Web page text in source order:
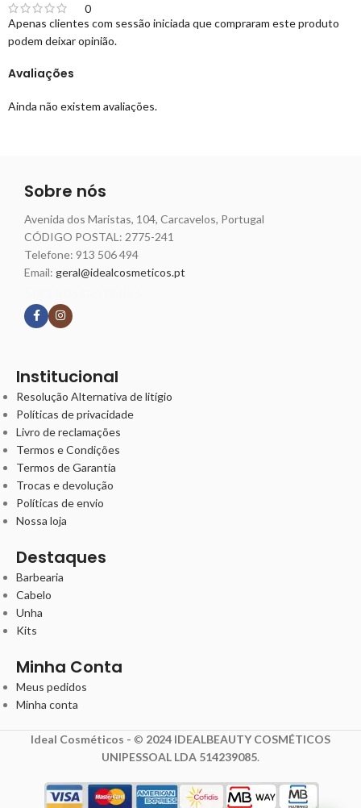
0
Avaliações
Ainda não existem avaliações.
Apenas clientes com sessão iniciada que compraram este produto
podem deixar opinião.
Sobre nós
Avenida dos Maristas, 104, Carcavelos, Portugal
CÓDIGO POSTAL: 2775-241
Telefone: 913 506 494
Email: geral@idealcosmeticos.pt
Institucional
Resolução Alternativa de litígio
Políticas de privacidade
Livro de reclamações
Termos e Condições
Termos de Garantia
Trocas e devolução
Políticas de envio
Nossa loja
Destaques
Barbearia
Cabelo
Unha
Kits
Minha Conta
Meus pedidos
Minha conta
Ideal Cosméticos - © 2024 IDEALBEAUTY COSMÉTICOS
UNIPESSOAL LDA 514239085.